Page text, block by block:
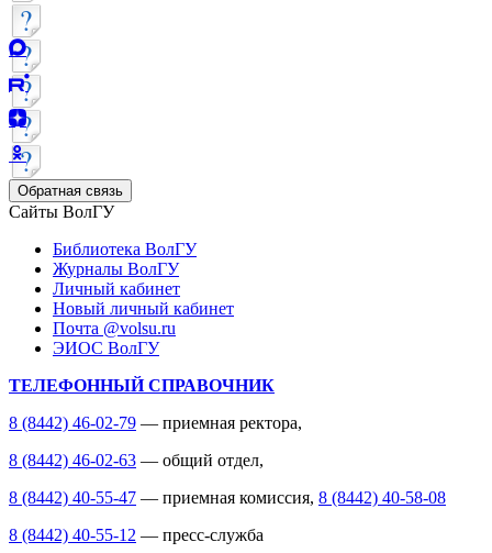
Обратная связь
Сайты ВолГУ
Библиотека ВолГУ
Журналы ВолГУ
Личный кабинет
Новый личный кабинет
Почта @volsu.ru
ЭИОС ВолГУ
ТЕЛЕФОННЫЙ СПРАВОЧНИК
8 (8442) 46-02-79 — приемная ректора,
8 (8442) 46-02-63 — общий отдел,
8 (8442) 40-55-47 — приемная комиссия, 8 (8442) 40-58-08
8 (8442) 40-55-12 — пресс-служба